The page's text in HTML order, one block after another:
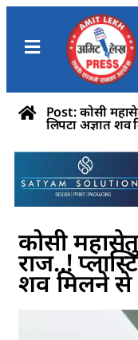
Post: कोसी
लिपटा अज्ञात
कोसी
राज..!
शव मिलने से